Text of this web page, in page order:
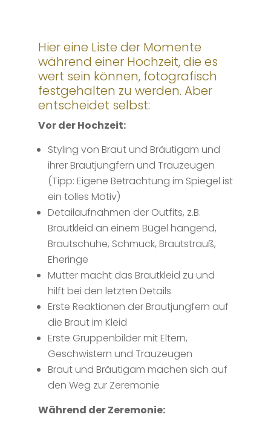
Hier eine Liste der Momente
während einer Hochzeit, die es
wert sein können, fotografisch
festgehalten zu werden. Aber
entscheidet selbst:
Vor der Hochzeit:
Styling von Braut und Bräutigam und
ihrer Brautjungfern und Trauzeugen
(Tipp: Eigene Betrachtung im Spiegel ist
ein tolles Motiv)
Detailaufnahmen der Outfits, z.B.
Brautkleid an einem Bügel hängend,
Brautschuhe, Schmuck, Brautstrauß,
Eheringe
Mutter macht das Brautkleid zu und
hilft bei den letzten Details
Erste Reaktionen der Brautjungfern auf
die Braut im Kleid
Erste Gruppenbilder mit Eltern,
Geschwistern und Trauzeugen
Braut und Bräutigam machen sich auf
den Weg zur Zeremonie
Während der Zeremonie: